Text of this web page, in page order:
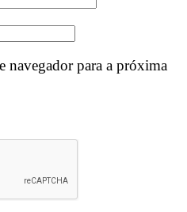
navegador para a próxima